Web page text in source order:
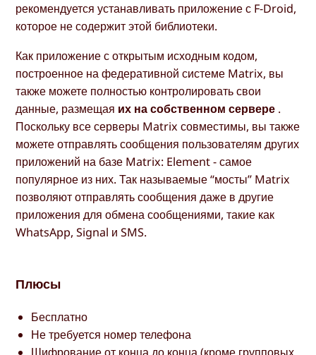
рекомендуется устанавливать приложение с F-Droid,
которое не содержит этой библиотеки.
Как приложение с открытым исходным кодом,
построенное на федеративной системе Matrix, вы
также можете полностью контролировать свои
данные, размещая их на собственном сервере .
Поскольку все серверы Matrix совместимы, вы также
можете отправлять сообщения пользователям других
приложений на базе Matrix: Element - самое
популярное из них. Так называемые “мосты” Matrix
позволяют отправлять сообщения даже в другие
приложения для обмена сообщениями, такие как
WhatsApp, Signal и SMS.
Плюсы
Бесплатно
Не требуется номер телефона